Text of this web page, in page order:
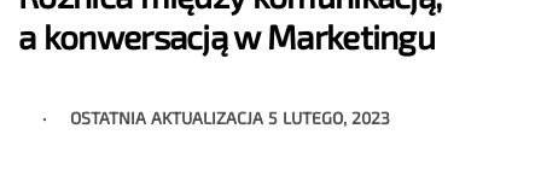
a konwersacją w Marketingu
OSTATNIA AKTUALIZACJA 5 LUTEGO, 2023